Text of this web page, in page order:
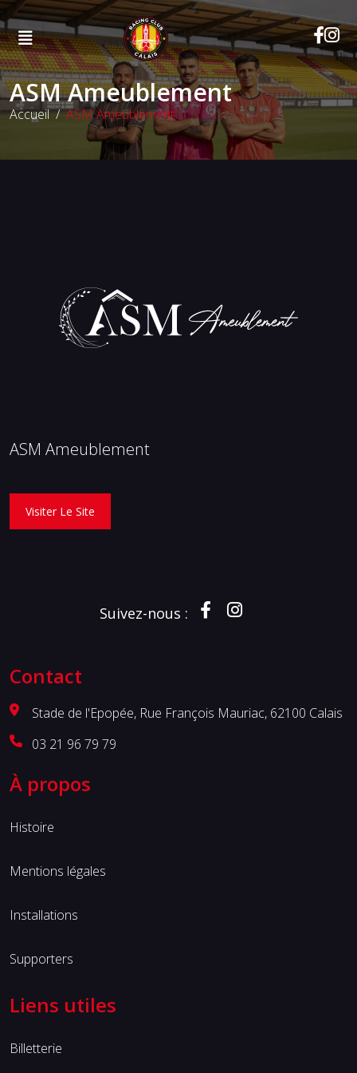
ASM Ameublement
Accueil ASM Ameublement
ASM Ameublement
Visiter Le Site
Suivez-nous :
Contact
Stade de l'Epopée, Rue François Mauriac, 62100 Calais
03 21 96 79 79
À propos
Histoire
Mentions légales
Installations
Supporters
Liens utiles
Billetterie